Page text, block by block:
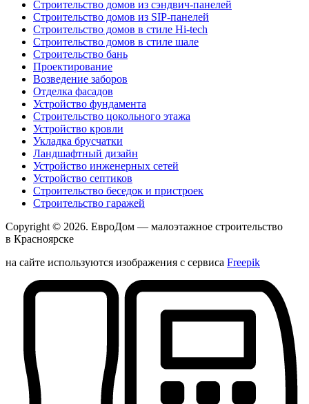
Строительство домов из сэндвич-панелей
Строительство домов из SIP-панелей
Строительство домов в стиле Hi-tech
Строительство домов в стиле шале
Строительство бань
Проектирование
Возведение заборов
Отделка фасадов
Устройство фундамента
Строительство цокольного этажа
Устройство кровли
Укладка брусчатки
Ландшафтный дизайн
Устройство инженерных сетей
Устройство септиков
Строительство беседок и пристроек
Строительство гаражей
Copyright © 2026. ЕвроДом — малоэтажное строительство
в Красноярске
на сайте используются изображения с сервиса Freepik